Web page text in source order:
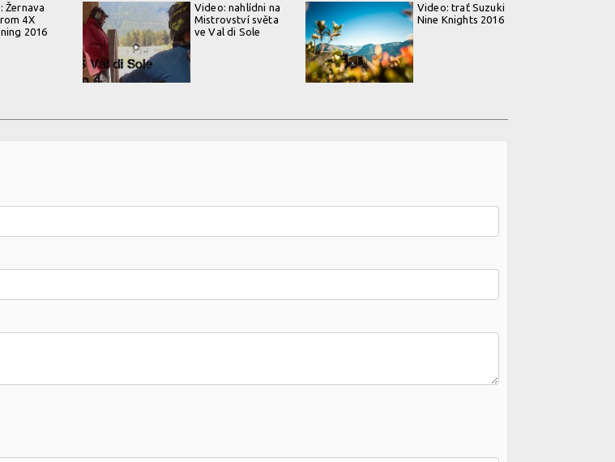
Žernava
4X
2016
Video: nahlídni na
Mistrovství světa
ve Val di Sole
Video: trať Suzuki
Nine Knights 2016